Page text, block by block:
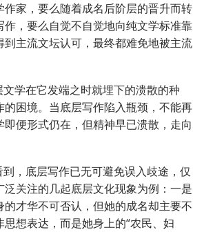
作家，要么随着成名后阶层的晋升而转
作，要么自觉不自觉地向纯文学标准靠
到主流文坛认可，最终都难免地被主流
学在它发端之时就埋下的溃散的种
的困境。当底层写作陷入瓶颈，不能再
便形式仍在，但精神早已溃散，走向
，底层写作已无可避免误入歧途，仅
泛关注的几起底层文化现象为例：一是
才华不可否认，但她的成名却主要不
想表达，而是她身上的“农民、妇